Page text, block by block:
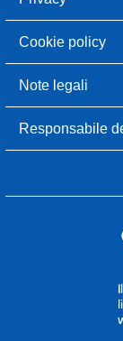
Cookie policy
Note legali
Responsabile